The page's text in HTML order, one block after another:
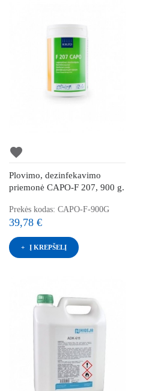
favorite
Plovimo, dezinfekavimo
priemonė CAPO-F 207, 900 g.
Prekės kodas: CAPO-F-900G
39,78 €
Į KREPŠELĮ